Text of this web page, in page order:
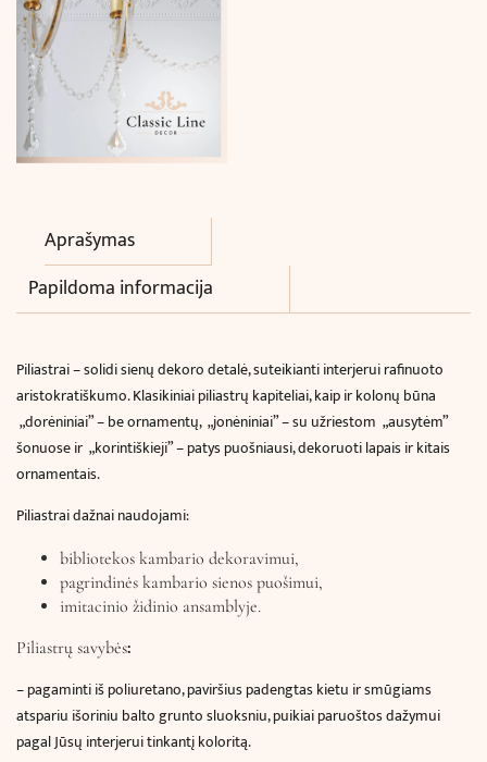
Aprašymas
Papildoma informacija
Piliastrai – solidi sienų dekoro detalė, suteikianti interjerui rafinuoto
aristokratiškumo. Klasikiniai piliastrų kapiteliai, kaip ir kolonų būna
„dorėniniai” – be ornamentų, „jonėniniai” – su užriestom „ausytėm”
šonuose ir „korintiškieji” – patys puošniausi, dekoruoti lapais ir kitais
ornamentais.
Piliastrai dažnai naudojami:
bibliotekos kambario dekoravimui,
pagrindinės kambario sienos puošimui,
imitacinio židinio ansamblyje.
Piliastrų savybės:
– pagaminti iš poliuretano, paviršius padengtas kietu ir smūgiams
atspariu išoriniu balto grunto sluoksniu, puikiai paruoštos dažymui
pagal Jūsų interjerui tinkantį koloritą.